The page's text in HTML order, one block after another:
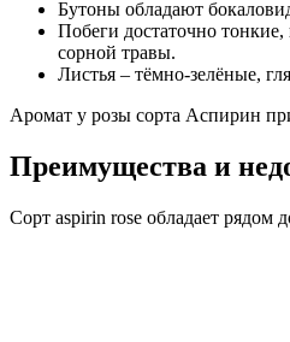
Бутоны обладают
Побеги достаточно
сорной травы.
Листья – тёмно-зелёные,
Аромат у розы сорта Аспирин
Преимущества и
Сорт aspirin rose обладает